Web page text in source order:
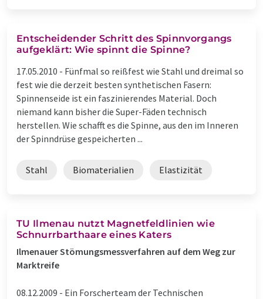
Entscheidender Schritt des Spinnvorgangs
aufgeklärt: Wie spinnt die Spinne?
17.05.2010 - Fünfmal so reißfest wie Stahl und dreimal so
fest wie die derzeit besten synthetischen Fasern:
Spinnenseide ist ein faszinierendes Material. Doch
niemand kann bisher die Super-Fäden technisch
herstellen. Wie schafft es die Spinne, aus den im Inneren
der Spinndrüse gespeicherten ...
Stahl Biomaterialien Elastizität
TU Ilmenau nutzt Magnetfeldlinien wie
Schnurrbarthaare eines Katers
Ilmenauer Stömungsmessverfahren auf dem Weg zur
Marktreife
08.12.2009 - Ein Forscherteam der Technischen